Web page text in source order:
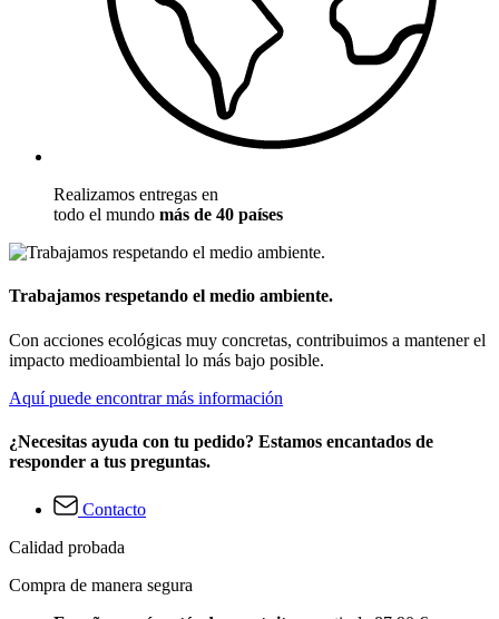
Realizamos entregas en
todo el mundo más de 40 países
Trabajamos respetando el medio ambiente.
Con acciones ecológicas muy concretas, contribuimos a mantener el
impacto medioambiental lo más bajo posible.
Aquí puede encontrar más información
¿Necesitas ayuda con tu pedido? Estamos encantados de
responder a tus preguntas.
Contacto
Calidad probada
Compra de manera segura